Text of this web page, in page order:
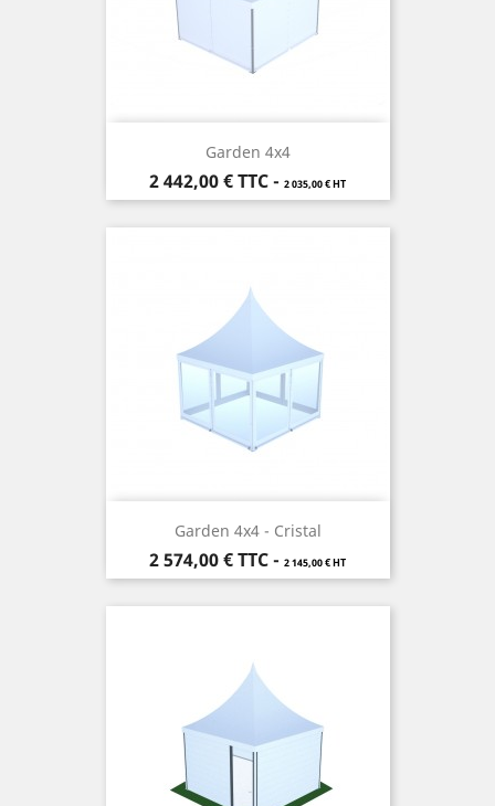
Garden 4x4
Prix
2 442,00 €TTC- 2 035,00 € HT
Garden 4x4 - Cristal
Prix
2 574,00 €TTC- 2 145,00 € HT